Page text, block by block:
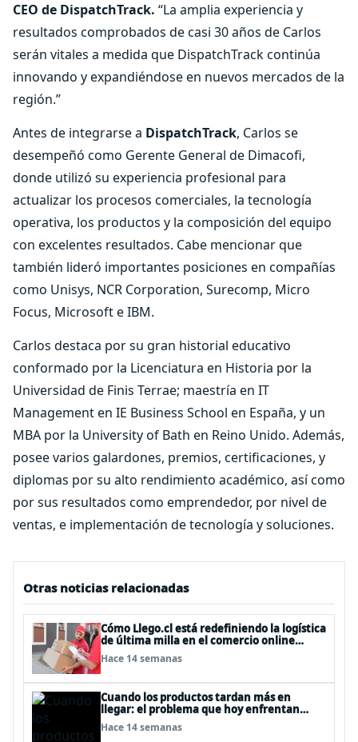
CEO de DispatchTrack. “La amplia experiencia y
resultados comprobados de casi 30 años de Carlos
serán vitales a medida que DispatchTrack continúa
innovando y expandiéndose en nuevos mercados de la
región.”
Antes de integrarse a DispatchTrack, Carlos se
desempeñó como Gerente General de Dimacofi,
donde utilizó su experiencia profesional para
actualizar los procesos comerciales, la tecnología
operativa, los productos y la composición del equipo
con excelentes resultados. Cabe mencionar que
también lideró importantes posiciones en compañías
como Unisys, NCR Corporation, Surecomp, Micro
Focus, Microsoft e IBM.
Carlos destaca por su gran historial educativo
conformado por la Licenciatura en Historia por la
Universidad de Finis Terrae; maestría en IT
Management en IE Business School en España, y un
MBA por la University of Bath en Reino Unido. Además,
posee varios galardones, premios, certificaciones, y
diplomas por su alto rendimiento académico, así como
por sus resultados como emprendedor, por nivel de
ventas, e implementación de tecnología y soluciones.
Otras noticias relacionadas
Cómo Llego.cl está redefiniendo la logística
de última milla en el comercio online
chileno
Hace 14 semanas
Cuando los productos tardan más en
llegar: el problema que hoy enfrentan
empresas y consumidores
Hace 14 semanas